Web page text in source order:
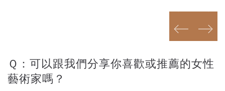
prev next
prev next
Ｑ：可以跟我們分享你喜歡或推薦的女性
藝術家嗎？